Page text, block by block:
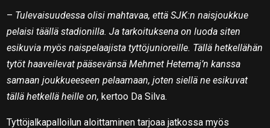
– Tulevaisuudessa olisi mahtavaa, että SJK:n naisjoukkue
pelaisi täällä stadionilla. Ja tarkoituksena on luoda siten
esikuvia myös naispelaajista tyttöjunioreille. Tällä hetkellähän
tytöt haaveilevat pääsevänsä Mehmet Hetemaj’n kanssa
samaan joukkueeseen pelaamaan, joten siellä ne esikuvat
tällä hetkellä heille on, kertoo Da Silva.
Tyttöjalkapalloilun aloittaminen tarjoaa jatkossa myös